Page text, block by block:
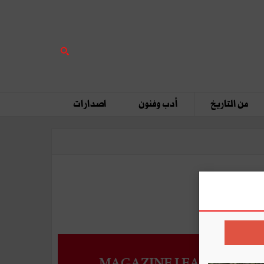
من التاريخ أدب وفنون اصدارات